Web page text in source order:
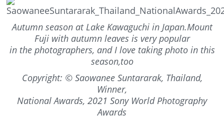
Autumn season at Lake Kawaguchi in Japan.Mount
Fuji with autumn leaves is very popular
in the photographers, and I love taking photo in this
season,too
Copyright: © Saowanee Suntararak, Thailand,
Winner,
National Awards, 2021 Sony World Photography
Awards